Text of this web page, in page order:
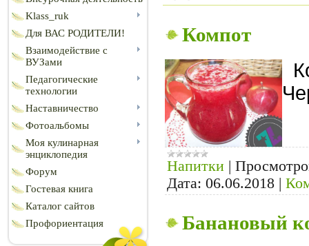
Klass_ruk
Для ВАС РОДИТЕЛИ!
Взаимодействие с
ВУЗами
Педагогические
технологии
Наставничество
Фотоальбомы
Моя кулинарная
энциклопедия
Форум
Гостевая книга
Каталог сайтов
Профориентация
Компот
Напитки |
Дата: 06.06.2018 |
Банановый